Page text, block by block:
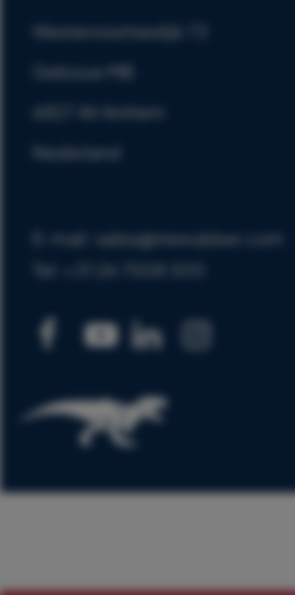
Westervoortsedijk 73
Gebouw MB
6827 AV Arnhem
Nederland
E-mail: sales@trexrubber.com